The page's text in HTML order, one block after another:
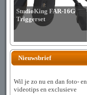
StudioKing FAR-16G
Triggerset
Nieuwsbrief
Wil je zo nu en dan foto- en
videotips en exclusieve